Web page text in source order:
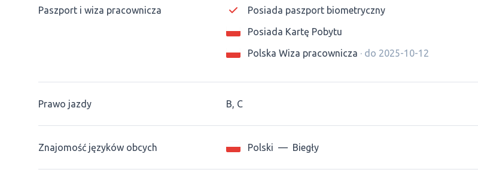
Paszport i wiza pracownicza
Posiada paszport biometryczny
Posiada Kartę Pobytu
Polska Wiza pracownicza · do 2025-10-12
Prawo jazdy B, C
Znajomość języków obcych Polski — Biegły